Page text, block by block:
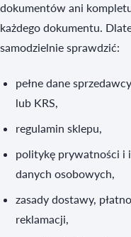
dokumentów ani
każdego dokumentu.
samodzielnie sprawdzić:
pełne dane
lub KRS,
regulamin sklepu,
politykę prywatności i
danych osobowych,
zasady dostawy,
reklamacji,